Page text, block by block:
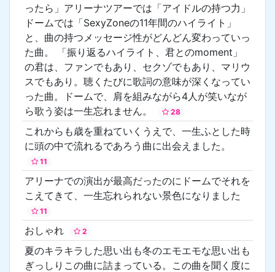
ったら」アリーナツアーでは「アイドルの持つ力」
ドームでは「SexyZoneの11年間のハイライト」
と、曲の持つメッセージ性がどんどん変わっていっ
た曲。 「振り返るハイライト、君とのmoment」
の君は、ファンでもあり、セクゾでもあり、マリウ
スでもあり。聴くたびに歌詞の意味が深くなってい
った曲。ドームで、肩を組みながら4人が笑いなが
ら歌う姿は一生忘れません。
28
これからも歳を重ねていくうえで、一生ふとした時
に頭の中で流れるであろう曲に出会えました。
11
アリーナでの演出が最高だったのにドームでそれを
こえてきて、一生忘れられない景色になりました
11
おしゃれ 2
夏のキラキラした思い出も冬のエモエモな思い出も
ぎっしりこの曲に詰まっている。この曲を聞く度に